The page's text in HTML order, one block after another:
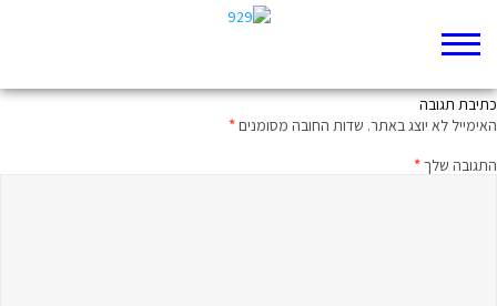
כתיבת תגובה
האימייל לא יוצג באתר. שדות החובה מסומנים*
התגובה שלך*